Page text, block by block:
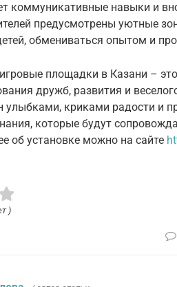
коммуникативные навыки и
предусмотрены уютные
обмениваться опытом и
площадки в Казани –
дружб, развития и
улыбками, криками радости и
которые будут
об установке можно на сайте
)